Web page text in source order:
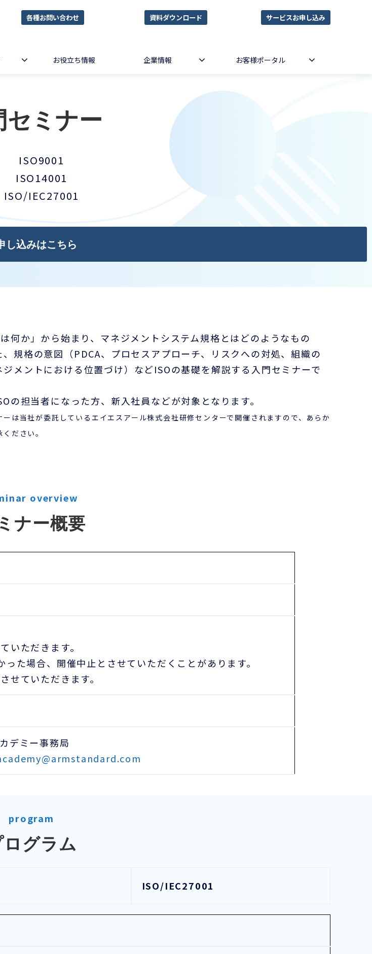
各種お問い合わせ 資料ダウンロード サービスお申し込み
お役立ち情報 企業情報 お客様ポータル
セミナー
ISO9001
ISO14001
ISO/IEC27001
し込みはこちら
は何か」から始まり、マネジメントシステム規格とはどのようなもの
、規格の意図（PDCA、プロセスアプローチ、リスクへの対処、組織の
ジメントにおける位置づけ）などISOの基礎を解説する入門セミナーで
の担当者になった方、新入社員などが対象となります。
は当社が委託しているエイエスアール株式会社研修センターで開催されますので、あらか
ださい。
overview
ナー概要
いただきます。
た場合、開催中止とさせていただくことがあります。
せていただきます。
デミー事務局
program
ログラム
ISO/IEC27001